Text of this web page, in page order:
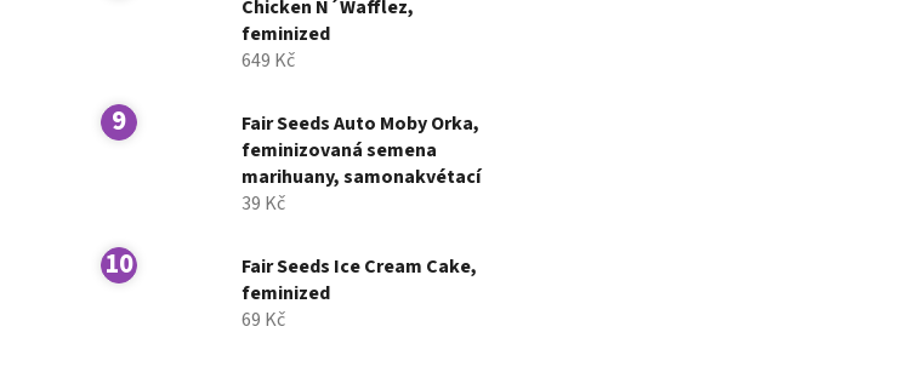
Chicken N´Wafflez,
feminized
649 Kč
Fair Seeds Auto Moby Orka,
feminizovaná semena
marihuany, samonakvétací
39 Kč
Fair Seeds Ice Cream Cake,
feminized
69 Kč